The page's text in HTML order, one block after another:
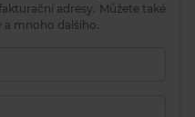
adresy. Můžete také
a mnoho dalšího.